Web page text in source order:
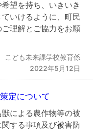
望を持ち、いきいき
いけるように、町民
理解とご協力をお願
こども未来課学校教育係
2022年5月12日
定について
による農作物等の被
する事項及び被害防